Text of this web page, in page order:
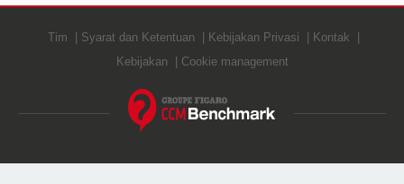
Tim Syarat dan Ketentuan Kebijakan Privasi
Kontak
Kebijakan
Cookie management